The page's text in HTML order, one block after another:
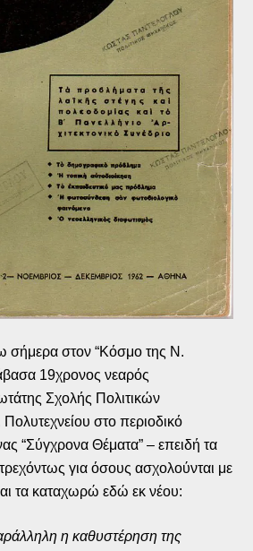
στον “Κόσμο της Ν.
19χρονος νεαρός
Σχολής Πολιτικών
στο περιοδικό
“Σύγχρονα Θέματα” – επειδή τα
για όσους ασχολούνται με
τα καταχωρώ εδώ εκ νέου:
η καθυστέρηση της